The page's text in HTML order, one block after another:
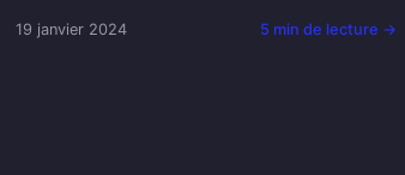
19 janvier 2024 5 min de lecture →